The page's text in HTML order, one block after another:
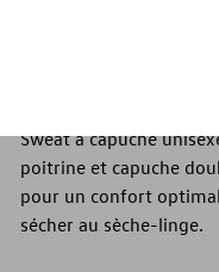
Sweat à capuche
poitrine et capuche
pour un confort
sécher au sèche-linge.